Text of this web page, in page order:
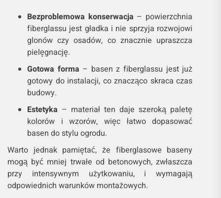
Bezproblemowa konserwacja – powierzchnia
fiberglassu jest gładka i nie sprzyja rozwojowi
glonów czy osadów, co znacznie upraszcza
pielęgnację.
Gotowa forma – basen z fiberglassu jest już
gotowy do instalacji, co znacząco skraca czas
budowy.
Estetyka – materiał ten daje szeroką paletę
kolorów i wzorów, więc łatwo dopasować
basen do stylu ogrodu.
Warto jednak pamiętać, że fiberglasowe baseny
mogą być mniej trwałe od betonowych, zwłaszcza
przy intensywnym użytkowaniu, i wymagają
odpowiednich warunków montażowych.